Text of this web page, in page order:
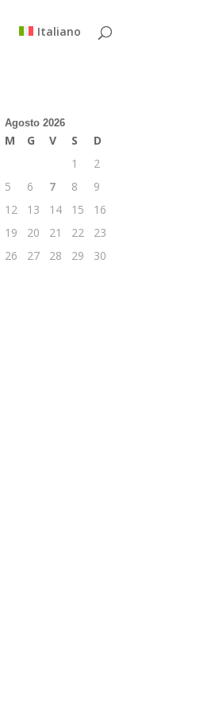
Italiano
Agosto 2026
M G V S
D
1
2
5 6 7 8
9
12 13 14 15
16
19 20 21 22
23
26 27 28 29
30